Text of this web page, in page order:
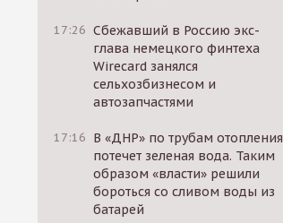
17:26 Сбежавший в Россию экс-
глава немецкого финтеха
Wirecard занялся
сельхозбизнесом и
автозапчастями
17:16 В «ДНР» по трубам отопления
потечет зеленая вода. Таким
образом «власти» решили
бороться со сливом воды из
батарей